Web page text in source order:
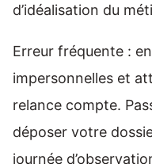
d’idéalisation du
Erreur fréquente :
impersonnelles et
relance compte.
déposer votre
journée